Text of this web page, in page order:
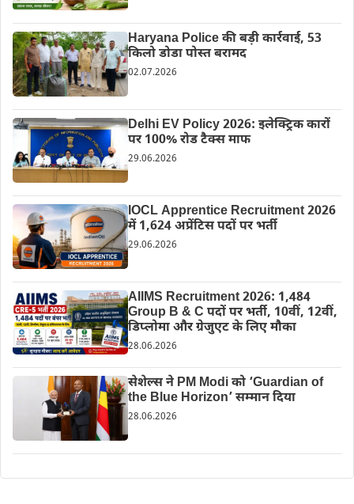
Haryana Police की बड़ी कार्रवाई, 53
किलो डोडा पोस्त बरामद
02.07.2026
Delhi EV Policy 2026: इलेक्ट्रिक कारों
पर 100% रोड टैक्स माफ
29.06.2026
IOCL Apprentice Recruitment 2026
में 1,624 अप्रेंटिस पदों पर भर्ती
29.06.2026
AIIMS Recruitment 2026: 1,484
Group B & C पदों पर भर्ती, 10वीं, 12वीं,
डिप्लोमा और ग्रेजुएट के लिए मौका
28.06.2026
सेशेल्स ने PM Modi को ‘Guardian of
the Blue Horizon’ सम्मान दिया
28.06.2026